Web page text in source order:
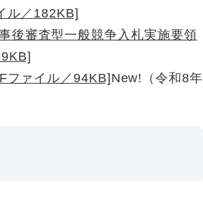
ル／182KB]
後審査型一般競争入札実施要領
ファイル／94KB] New!（令和8年